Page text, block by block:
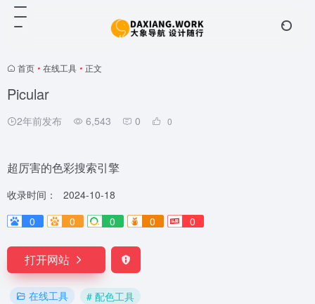
首页 • 在线工具 • 正文
Picular
2年前发布 6,543 0 0
超厉害的色彩搜索引擎
收录时间：
2024-10-18
0
0 0 0 0
打开网站
在线工具 # 配色工具